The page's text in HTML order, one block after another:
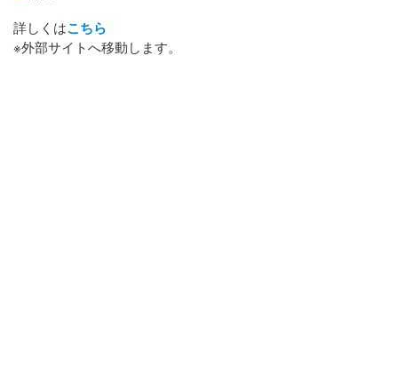
詳しくはこちら
※外部サイトへ移動します。